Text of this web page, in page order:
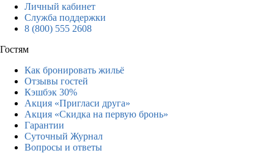
Личный кабинет
Служба поддержки
8 (800) 555 2608
Гостям
Как бронировать жильё
Отзывы гостей
Кэшбэк 30%
Акция «Пригласи друга»
Акция «Скидка на первую бронь»
Гарантии
Суточный Журнал
Вопросы и ответы